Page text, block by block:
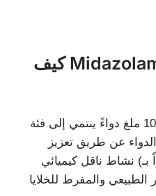
كيف Midazolam 10mg Injection
يُعد حقن الميدازولام بتركيز 10 ملغ دواءً ينتمي إلى فئة
الدواء عن طريق تعزيز
نشاط ناقل كيميائي (يُعرف اختصاراً بـ GABA) يعمل
والمفرط للخلايا